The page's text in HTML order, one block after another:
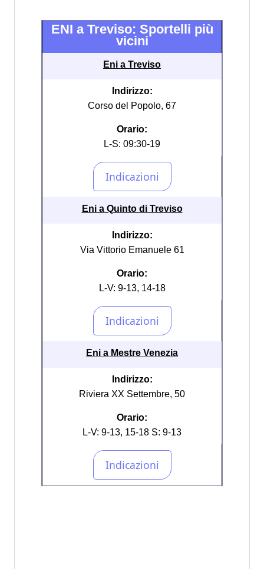
ENI a Treviso: Sportelli più
vicini
Eni a Treviso
Indirizzo:
Corso del Popolo, 67
Orario:
L-S: 09:30-19
Eni a Quinto di Treviso
Indirizzo:
Via Vittorio Emanuele 61
Orario:
L-V: 9-13, 14-18
Eni a Mestre Venezia
Indirizzo:
Riviera XX Settembre, 50
Orario:
L-V: 9-13, 15-18 S: 9-13